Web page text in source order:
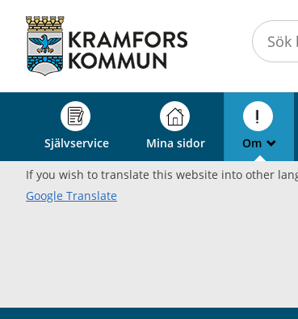
självservice
Kramfors
kommun
Självservice Mina sidor Om _
If you wish to translate this website into other
Google Translate